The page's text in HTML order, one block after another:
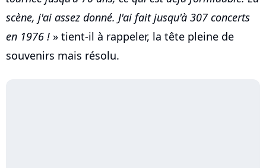
scène, j'ai assez donné. J'ai fait jusqu'à 307 concerts
en 1976 ! » tient-il à rappeler, la tête pleine de
souvenirs mais résolu.